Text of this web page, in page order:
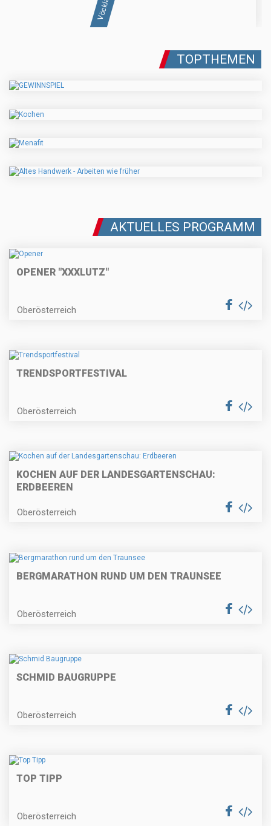
TOPTHEMEN
AKTUELLES PROGRAMM
OPENER "XXXLUTZ"
Oberösterreich
TRENDSPORTFESTIVAL
Oberösterreich
KOCHEN AUF DER LANDESGARTENSCHAU:
ERDBEEREN
Oberösterreich
BERGMARATHON RUND UM DEN TRAUNSEE
Oberösterreich
SCHMID BAUGRUPPE
Oberösterreich
TOP TIPP
Oberösterreich